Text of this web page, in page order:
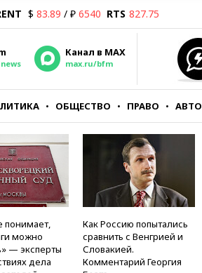
$ 83.89 / ₽ 6540 RTS 827.75
Канал в MAX
max.ru/bfm
ОБЩЕСТВО ПРАВО АВТО
понимает,
можно
— эксперты
дела
Как Россию попытались
сравнить с Венгрией и
Словакией.
Комментарий Георгия